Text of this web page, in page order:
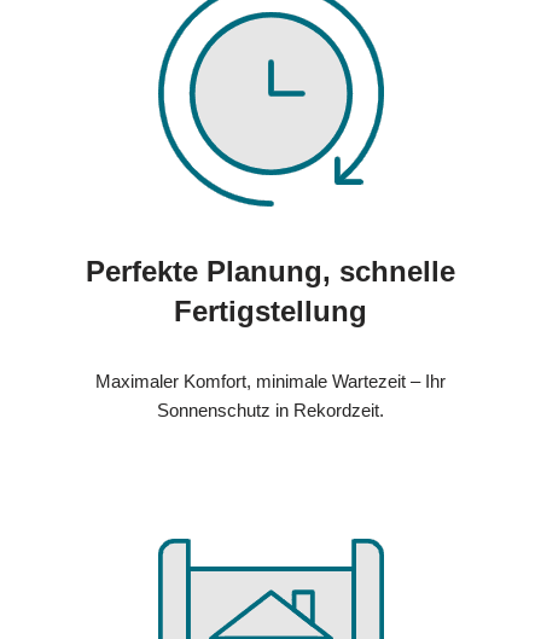
Perfekte Planung, schnelle
Fertigstellung
Maximaler Komfort, minimale Wartezeit – Ihr
Sonnenschutz in Rekordzeit.